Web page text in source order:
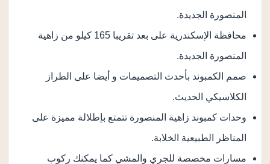
المنصورة الجديدة.
محافظة الإسكندرية على بعد تقريبا 165 كيلو من زاهية
المنصورة الجديدة.
صمم الكمبوند بأحدث التصميمات و أيضا على الطراز
الكلاسيكي الحديث.
وحدات كمبوند زاهية المنصورة تتمتع بإطلالة مميزة على
المناظر الطبيعية الخلابة.
مسارات مخصصة للجري والمشي كما يمكنك ركوب